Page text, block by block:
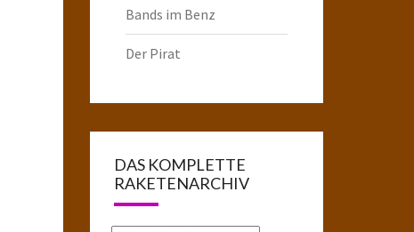
Bands im Benz
Der Pirat
DAS KOMPLETTE
RAKETENARCHIV